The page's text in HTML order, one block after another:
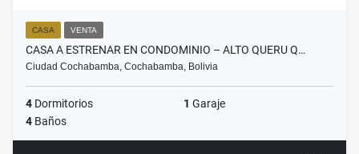
CASA VENTA
CASA A ESTRENAR EN CONDOMINIO – ALTO QUERU Q…
Ciudad Cochabamba, Cochabamba, Bolivia
4 Dormitorios 1 Garaje
4 Baños